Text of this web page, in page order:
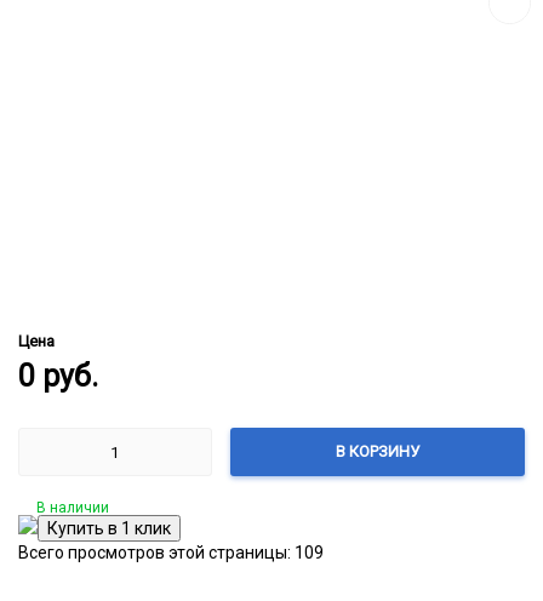
Цена
0 руб.
В КОРЗИНУ
В наличии
Всего просмотров этой страницы: 109